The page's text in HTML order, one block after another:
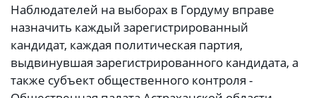
Наблюдателей на выборах в Гордуму вправе
назначить каждый зарегистрированный
кандидат, каждая политическая партия,
выдвинувшая зарегистрированного кандидата, а
также субъект общественного контроля -